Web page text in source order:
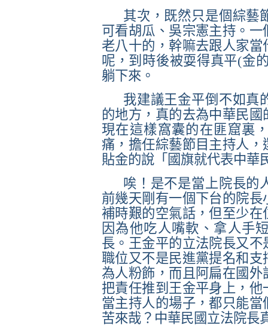
其次，既然只是個綜藝
可看胡瓜、吳宗憲主持。
老八十的，幹嘛去跟人家
呢，到時後被耍得真平(金
躺下來。
我建議王金平倒不如真
的地方，真的去為中華民
現在這樣窩囊的在匪窟裏
痛，擔任綜藝節目主持人
貼金的說「國旗就代表中華
唉！是不是當上院長的
前幾天剛有一個下台的院
補時艱的空氣話，但至少
因為他吃人嘴軟、拿人手
長。王金平的立法院長又
職位又不是民進黨提名和
為人粉飾，而且阿扁在國
把責任推到王金平身上，
當主持人的場子，都只能
苦來哉？中華民國立法院長